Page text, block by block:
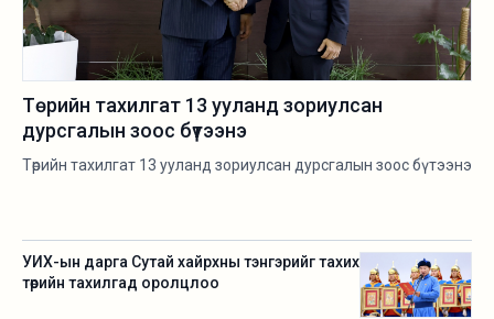
Төрийн тахилгат 13 ууланд зориулсан
дурсгалын зоос бүтээнэ
Төрийн тахилгат 13 ууланд зориулсан дурсгалын зоос бүтээнэ
УИХ-ын дарга Сутай хайрхны тэнгэрийг тахих
төрийн тахилгад оролцлоо